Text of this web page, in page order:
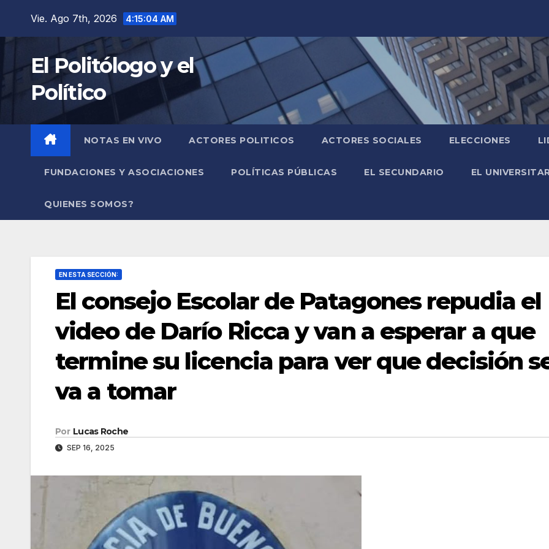
Vie. Ago 7th, 2026 4:15:05 AM
El Politólogo y el
Político
NOTAS EN VIVO ACTORES POLITICOS ACTORES SOCIALES ELECCIONES
FUNDACIONES Y ASOCIACIONES POLÍTICAS PÚBLICAS EL SECUNDARIO EL
QUIENES SOMOS?
EN ESTA SECCIÓN:
El consejo Escolar de Patagones repudia el
video de Darío Ricca y van a esperar a que
termine su licencia para ver que decisión
va a tomar
Por Lucas Roche
SEP 16, 2025